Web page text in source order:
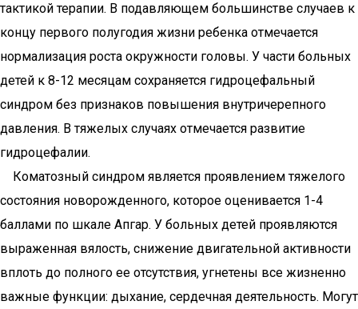
тактикой терапии. В подавляющем большинстве случаев к
концу первого полугодия жизни ребенка отмечается
нормализация роста окружности головы. У части больных
детей к 8-12 месяцам сохраняется гидроцефальный
синдром без признаков повышения внутричерепного
давления. В тяжелых случаях отмечается развитие
гидроцефалии.
Коматозный синдром является проявлением тяжелого
состояния новорожденного, которое оценивается 1-4
баллами по шкале Апгар. У больных детей проявляются
выраженная вялость, снижение двигательной активности
вплоть до полного ее отсутствия, угнетены все жизненно
важные функции: дыхание, сердечная деятельность. Могут